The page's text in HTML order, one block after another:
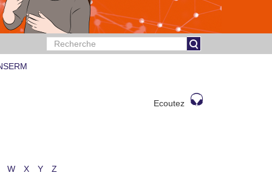
Ecoutez
W X Y Z